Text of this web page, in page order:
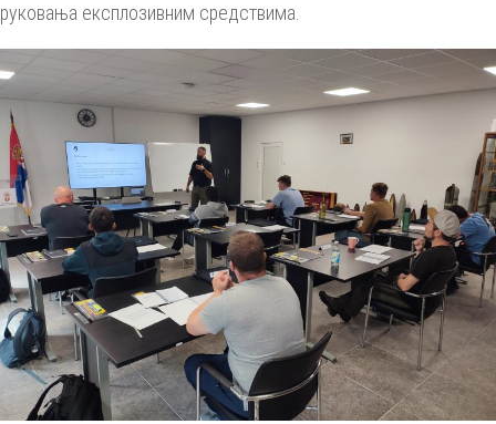
руковања експлозивним средствима.